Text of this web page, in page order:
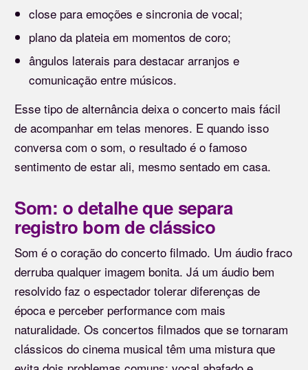
close para emoções e sincronia de vocal;
plano da plateia em momentos de coro;
ângulos laterais para destacar arranjos e
comunicação entre músicos.
Esse tipo de alternância deixa o concerto mais fácil
de acompanhar em telas menores. E quando isso
conversa com o som, o resultado é o famoso
sentimento de estar ali, mesmo sentado em casa.
Som: o detalhe que separa
registro bom de clássico
Som é o coração do concerto filmado. Um áudio fraco
derruba qualquer imagem bonita. Já um áudio bem
resolvido faz o espectador tolerar diferenças de
época e perceber performance com mais
naturalidade. Os concertos filmados que se tornaram
clássicos do cinema musical têm uma mistura que